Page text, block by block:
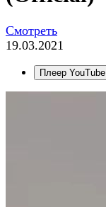
Смотреть
19.03.2021
Плеер YouTube